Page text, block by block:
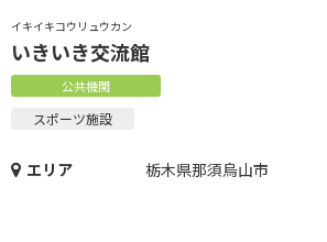
イキイキコウリュウカン
いきいき交流館
公共機関
スポーツ施設
エリア 栃木県那須烏山市